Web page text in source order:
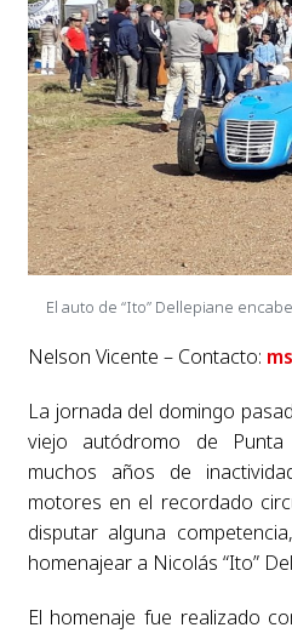
El auto de “Ito” Dellepiane
Nelson Vicente – Contacto:
La jornada del domingo
viejo autódromo de
muchos años de
motores en el recordado
disputar alguna
homenajear a Nicolás “Ito”
El homenaje fue realizado